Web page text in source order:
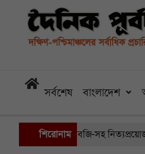
সর্বশেষ বাংলাদেশ
শিরোনাম
বাজারে সবজি-সহ নিত্যপ্রয়োজনীয়